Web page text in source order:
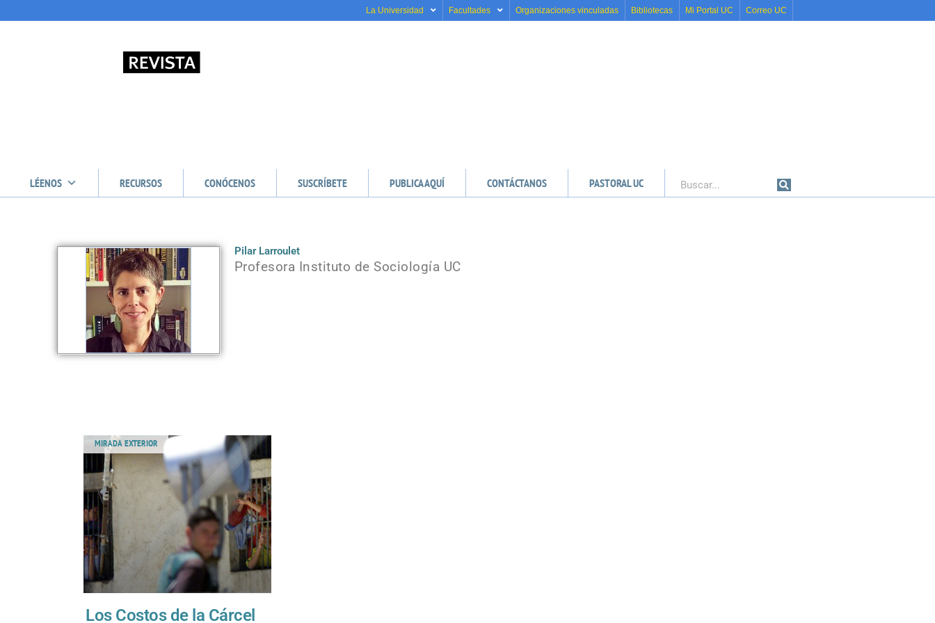
La Universidad Facultades Organizaciones vinculadas Bibliotecas Mi Portal UC Correo UC
LÉENOS RECURSOS CONÓCENOS SUSCRÍBETE PUBLICA AQUÍ CONTÁCTANOS PASTORAL UC Buscar
Pilar Larroulet
Profesora Instituto de Sociología UC
MIRADA EXTERIOR
Los Costos de la Cárcel